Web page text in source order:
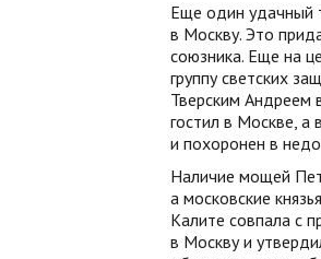
Еще один удачный
в Москву. Это
союзника. Еще на
группу светских
Тверским Андреем
гостил в Москве, а
и похоронен в
Наличие мощей
а московские
Калите совпала с
в Москву и